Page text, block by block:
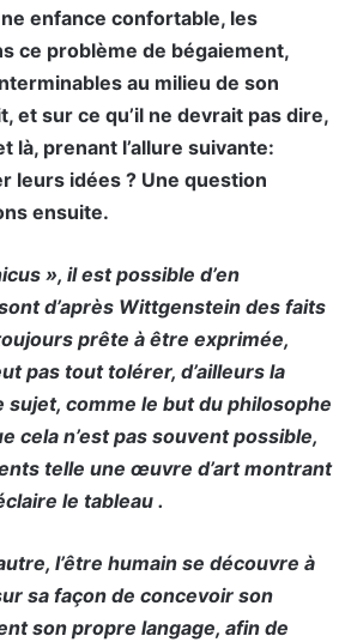
enfance confortable, les
ce problème de bégaiement,
au milieu de son
et sur ce qu’il ne devrait pas dire,
là, prenant l’allure suivante:
leurs idées ? Une question
ensuite.
», il est possible d’en
d’après Wittgenstein des faits
prête à être exprimée,
pas tout tolérer, d’ailleurs la
comme le but du philosophe
cela n’est pas souvent possible,
telle une œuvre d’art montrant
le tableau .
l’être humain se découvre à
sa façon de concevoir son
son propre langage, afin de